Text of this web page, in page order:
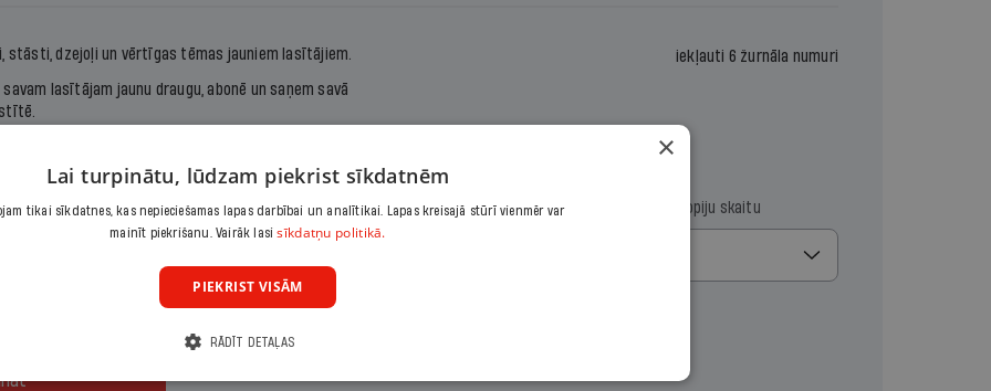
stāsti, dzejoļi un vērtīgas tēmas jauniem lasītājiem.
savam lasītājam jaunu draugu, abonē un saņem savā
iekļauti 6 žurnāla numuri
Izvēlies periodu Izvēlies sākuma datumu Izvēlies kopiju skaitu
×
Lai turpinātu, lūdzam piekrist sīkdatnēm
tikai sīkdatnes, kas nepieciešamas lapas darbībai un analītikai. Lapas kreisajā stūrī vienmēr var
mainīt piekrišanu. Vairāk lasisīkdatņu politikā.
PIEKRIST VISĀM
RĀDĪT DETAĻAS